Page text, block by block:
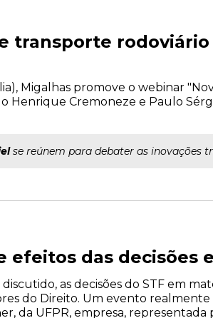
transporte
Migalhas promove o webinar
Henrique Cremoneze e Paulo
se reúnem para debater as inovações
efeitos das decisões
as decisões do STF em
do Direito. Um evento
da UFPR, empresa, representada